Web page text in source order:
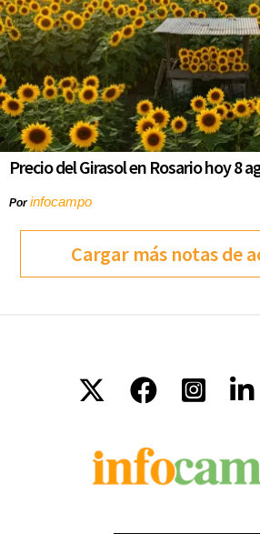
Precio del Girasol en Rosario hoy 8
Porinfocampo
Cargar más notas de